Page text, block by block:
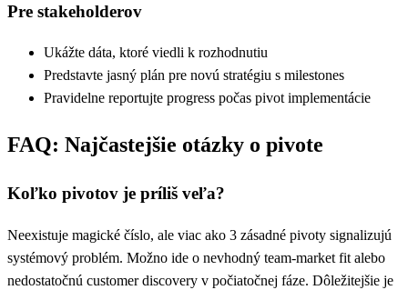
Pre stakeholderov
Ukážte dáta, ktoré viedli k rozhodnutiu
Predstavte jasný plán pre novú stratégiu s milestones
Pravidelne reportujte progress počas pivot implementácie
FAQ: Najčastejšie otázky o pivote
Koľko pivotov je príliš veľa?
Neexistuje magické číslo, ale viac ako 3 zásadné pivoty signalizujú
systémový problém. Možno ide o nevhodný team-market fit alebo
nedostatočnú customer discovery v počiatočnej fáze. Dôležitejšie je